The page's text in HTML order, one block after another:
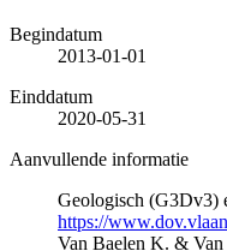
Begindatum
2013-01-01
Einddatum
2020-05-31
Aanvullende informatie
Geologisch (G3Dv3)
https://
Van Baelen K. &